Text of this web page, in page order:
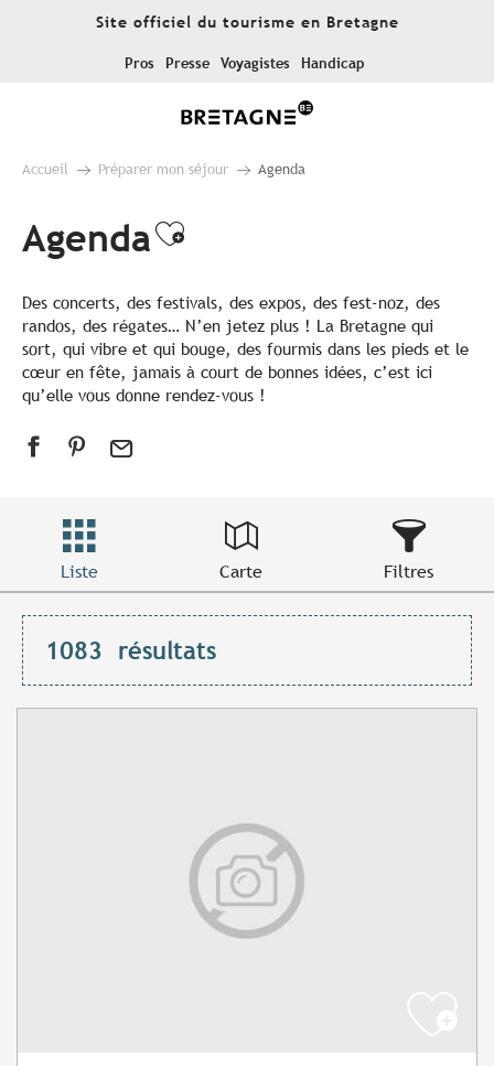
Site officiel du tourisme en Bretagne
Pros Presse Voyagistes Handicap
Accueil Préparer mon séjour Agenda
AgendaAjouter aux favoris
Des concerts, des festivals, des expos, des fest-noz, des
randos, des régates… N’en jetez plus ! La Bretagne qui
sort, qui vibre et qui bouge, des fourmis dans les pieds et le
cœur en fête, jamais à court de bonnes idées, c’est ici
qu’elle vous donne rendez-vous !
Liste Carte Filtres
1083 résultats